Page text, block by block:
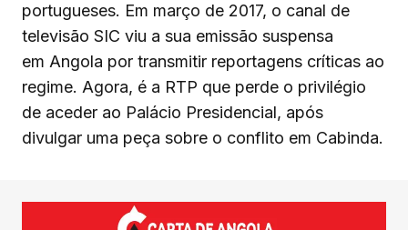
portugueses. Em março de 2017, o canal de
televisão SIC viu a sua emissão suspensa
em Angola por transmitir reportagens críticas ao
regime. Agora, é a RTP que perde o privilégio
de aceder ao Palácio Presidencial, após
divulgar uma peça sobre o conflito em Cabinda.